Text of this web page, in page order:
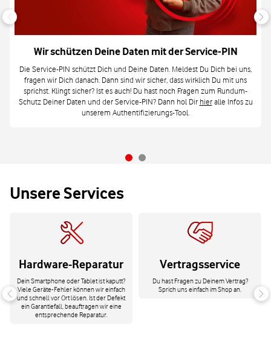
Wir schützen Deine Daten mit der Service-PIN
Die Service-PIN schützt Dich und Deine Daten. Meldest Du Dich bei uns,
fragen wir Dich danach. Dann sind wir sicher, dass wirklich Du mit uns
sprichst. Klingt sicher? Ist es auch! Du hast noch Fragen zum Rundum-
Schutz Deiner Daten und der Service-PIN? Dann hol Dir hieralle Infos zu
unserem Authentifizierungs-Tool.
Unsere Services
Hardware-Reparatur
Dein Smartphone oder Tablet ist kaputt?
Viele Geräte-Fehler können wir einfach
und schnell vor Ort lösen. Ist der Defekt
ein Garantiefall, beauftragen wir eine
entsprechende Reparatur.
Vertragsservice
Du hast Fragen zu Deinem Vertrag?
Sprich uns einfach im Shop an.